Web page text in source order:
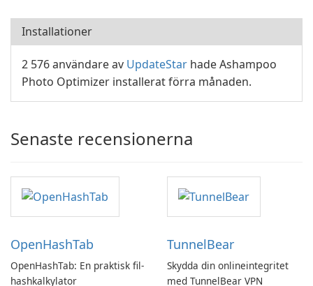
Installationer
2 576 användare av UpdateStar hade Ashampoo
Photo Optimizer installerat förra månaden.
Senaste recensionerna
OpenHashTab
OpenHashTab: En praktisk fil-
hashkalkylator
TunnelBear
Skydda din onlineintegritet
med TunnelBear VPN